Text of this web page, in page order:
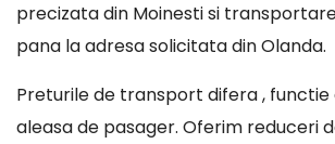
precizata din Moinesti si
pana la adresa solicitata din Olanda.
Preturile de transport difera ,
aleasa de pasager. Oferim reduceri